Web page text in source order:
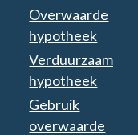
Overwaarde
hypotheek
Verduurzaam
hypotheek
Gebruik
overwaarde